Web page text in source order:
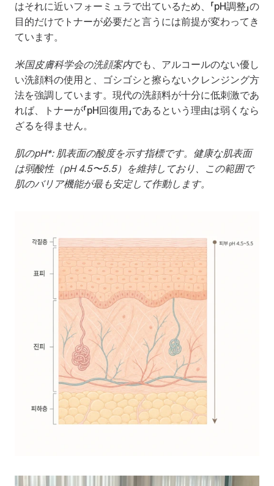
はそれに近いフォーミュラで出ているため、「pH調整」の
目的だけでトナーが必要だと言うには前提が変わってき
ています。
米国皮膚科学会の洗顔案内でも、アルコールのない優し
い洗顔料の使用と、ゴシゴシと擦らないクレンジング方
法を強調しています。現代の洗顔料が十分に低刺激であ
れば、トナーが「pH回復用」であるという理由は弱くなら
ざるを得ません。
肌のpH*: 肌表面の酸度を示す指標です。健康な肌表面
は弱酸性（pH 4.5〜5.5）を維持しており、この範囲で
肌のバリア機能が最も安定して作動します。